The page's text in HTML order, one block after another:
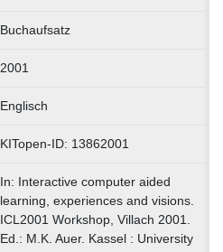
Buchaufsatz
2001
Englisch
KITopen-ID: 13862001
In: Interactive computer aided
learning, experiences and visions.
ICL2001 Workshop, Villach 2001.
Ed.: M.K. Auer. Kassel : University